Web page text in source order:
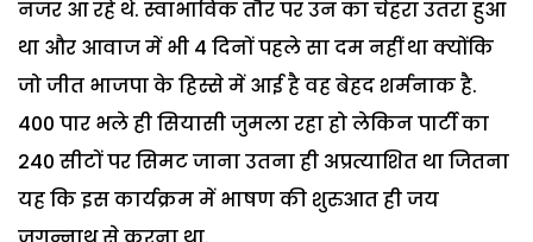
नजर आ रहे थे. स्वाभाविक तौर पर उन का चेहरा उतरा हुआ
था और आवाज में भी 4 दिनों पहले सा दम नहीं था क्योंकि
जो जीत भाजपा के हिस्से में आई है वह बेहद शर्मनाक है.
400 पार भले ही सियासी जुमला रहा हो लेकिन पार्टी का
240 सीटों पर सिमट जाना उतना ही अप्रत्याशित था जितना
यह कि इस कार्यक्रम में भाषण की शुरुआत ही जय